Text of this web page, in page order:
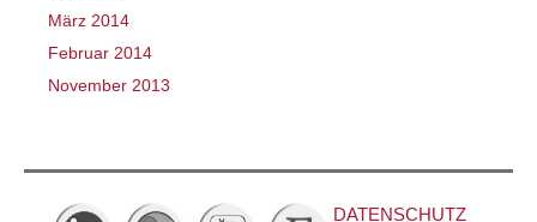
März 2014
Februar 2014
November 2013
DATENSCHUTZ